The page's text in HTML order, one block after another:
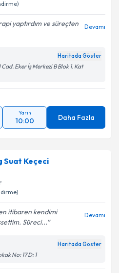
yaptırdım ve süreçten
Devamı
Haritada Göster
Eker İş Merkezi B Blok 1. Kat
Yarın
10:00 Daha Fazla
Suat Keçeci
itibaren kendimi
Süreci...
Devamı
Haritada Göster
No: 17 D: 1